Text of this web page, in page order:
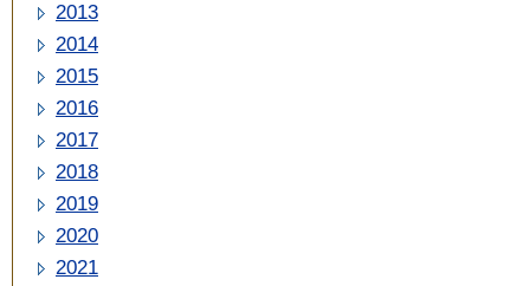
2013
2014
2015
2016
2017
2018
2019
2020
2021